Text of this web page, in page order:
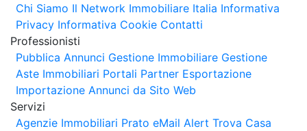
Chi Siamo Il Network Immobiliare Italia Informativa
Privacy Informativa Cookie Contatti
Professionisti
Pubblica Annunci Gestione Immobiliare Gestione
Aste Immobiliari Portali Partner Esportazione
Importazione Annunci da Sito Web
Servizi
Agenzie Immobiliari Prato eMail Alert Trova Casa